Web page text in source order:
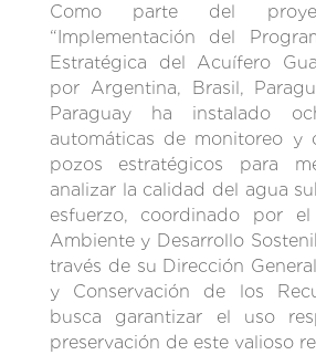
Como parte del
“Implementación del
Estratégica del Acuífero
por Argentina, Brasil,
Paraguay ha instalado
automáticas de monitoreo y
pozos estratégicos para
analizar la calidad del agua
esfuerzo, coordinado por el
Ambiente y Desarrollo
través de su Dirección
y Conservación de los
busca garantizar el uso
preservación de este valioso